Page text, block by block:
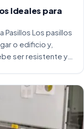
Ideales para
Pasillos Los pasillos
o edificio y,
ser resistente y